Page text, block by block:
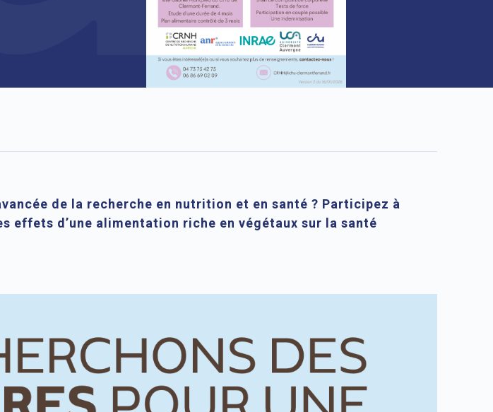
de la recherche en nutrition et en santé ? Participez à
effets d’une alimentation riche en végétaux sur la santé